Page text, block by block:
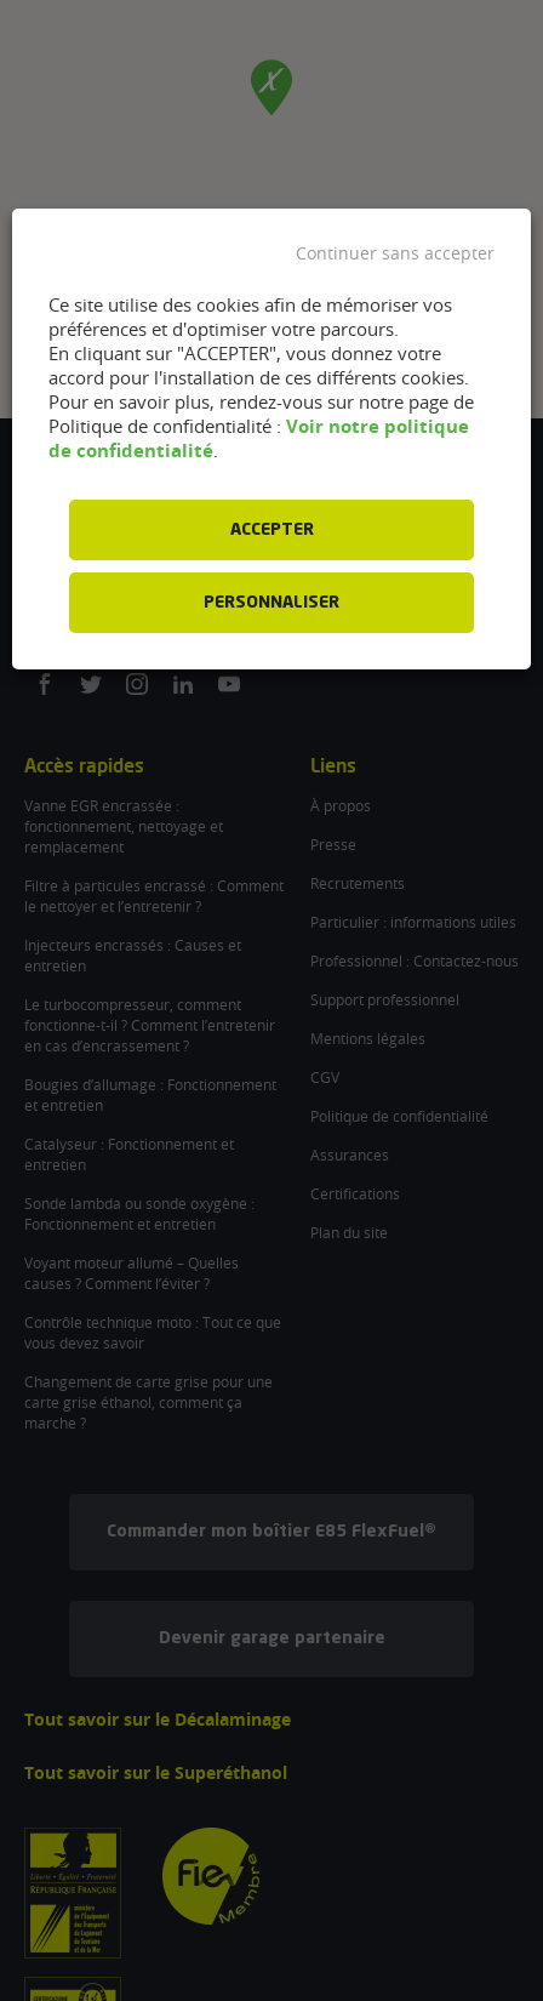
5 avenue des Renardières
info@flexfuel-company.com
On
On
On
On
On
Accès rapides
Vanne EGR encrassée :
fonctionnement, nettoyage et
remplacement
Filtre à particules encrassé : Comment
le nettoyer et l’entretenir ?
Injecteurs encrassés : Causes et
entretien
Le turbocompresseur, comment
fonctionne-t-il ? Comment l’entretenir
en cas d’encrassement ?
Bougies d’allumage : Fonctionnement
et entretien
Catalyseur : Fonctionnement et
entretien
Sonde lambda ou sonde oxygène :
Fonctionnement et entretien
Voyant moteur allumé – Quelles
causes ? Comment l’éviter ?
Contrôle technique moto : Tout ce que
vous devez savoir
Changement de carte grise pour une
carte grise éthanol, comment ça
marche ?
Liens
À propos
Presse
Recrutements
Particulier : informations utiles
Professionnel : Contactez-nous
Support professionnel
Mentions légales
CGV
Politique de confidentialité
Assurances
Certifications
Plan du site
Commander mon boîtier E85 FlexFuel®
Devenir garage partenaire
Tout savoir sur le Décalaminage
Tout savoir sur le Superéthanol
Ce site utilise des cookies afin de mémoriser vos
préférences et d'optimiser votre parcours.
En cliquant sur "ACCEPTER", vous donnez votre
accord pour l'installation de ces différents cookies.
Pour en savoir plus, rendez-vous sur notre page de
Politique de confidentialité : Voir notre politique
de confidentialité.
ACCEPTER
PERSONNALISER
Continuer sans accepter